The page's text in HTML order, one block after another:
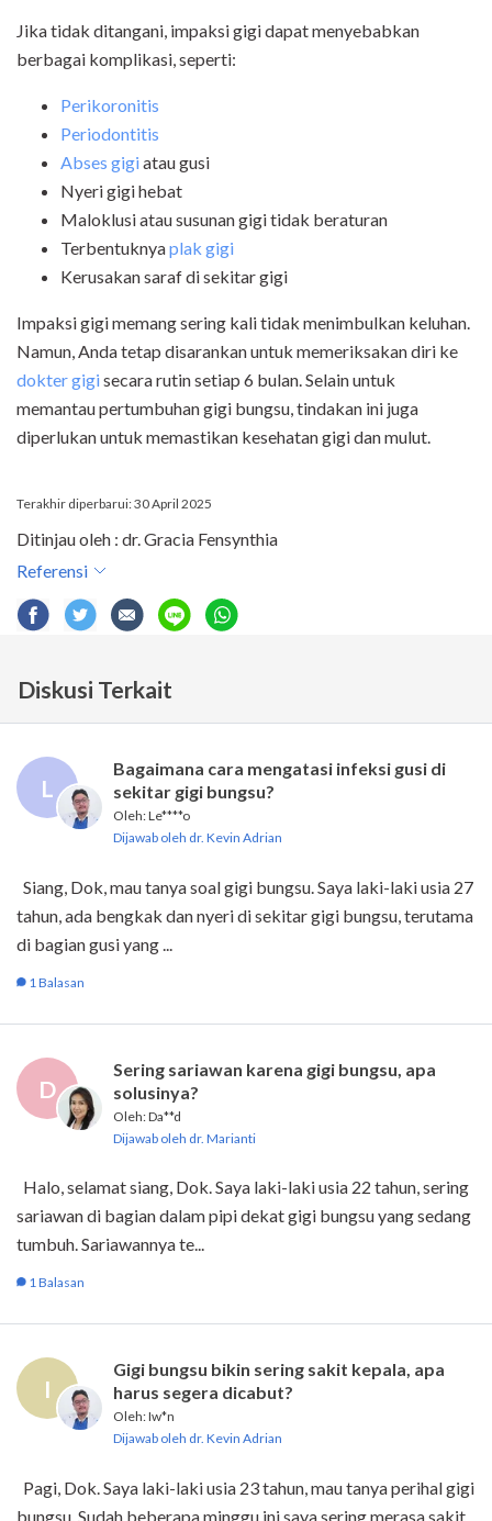
Jika tidak ditangani, impaksi gigi dapat menyebabkan
berbagai komplikasi, seperti:
Perikoronitis
Periodontitis
Abses gigiatau gusi
Nyeri gigi hebat
Maloklusi atau susunan gigi tidak beraturan
Terbentuknyaplak gigi
Kerusakan saraf di sekitar gigi
Impaksi gigi memang sering kali tidak menimbulkan keluhan.
Namun, Anda tetap disarankan untuk memeriksakan diri ke
dokter gigisecara rutin setiap 6 bulan. Selain untuk
memantau pertumbuhan gigi bungsu, tindakan ini juga
diperlukan untuk memastikan kesehatan gigi dan mulut.
Terakhir diperbarui: 30 April 2025